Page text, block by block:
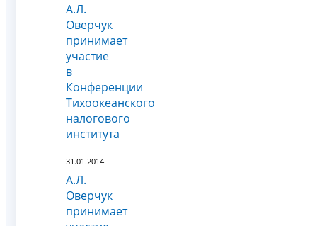
А.Л.
Оверчук
принимает
участие
в
Конференции
Тихоокеанского
налогового
института
31.01.2014
А.Л.
Оверчук
принимает